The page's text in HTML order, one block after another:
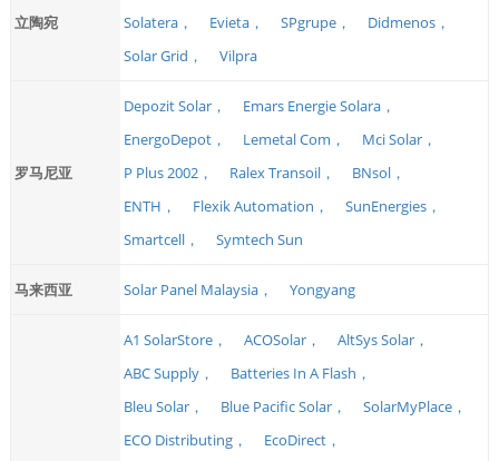
立陶宛
Solatera，
Evieta， SPgrupe，
Didmenos，
Solar Grid，
Vilpra
罗马尼亚
Depozit Solar，
Emars Energie Solara，
EnergoDepot，
Lemetal Com，
Mci Solar，
P Plus 2002，
Ralex Transoil，
BNsol，
ENTH，
Flexik Automation，
SunEnergies，
Smartcell，
Symtech Sun
马来西亚 Solar Panel Malaysia， Yongyang
A1 SolarStore， ACOSolar，
AltSys Solar，
ABC Supply，
Batteries In A Flash，
Bleu Solar，
Blue Pacific Solar，
SolarMyPlace，
ECO Distributing，
EcoDirect，